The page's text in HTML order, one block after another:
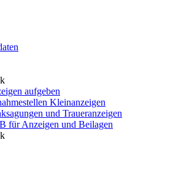
aufgeben
Kleinanzeigen
und Traueranzeigen
für Anzeigen und Beilagen